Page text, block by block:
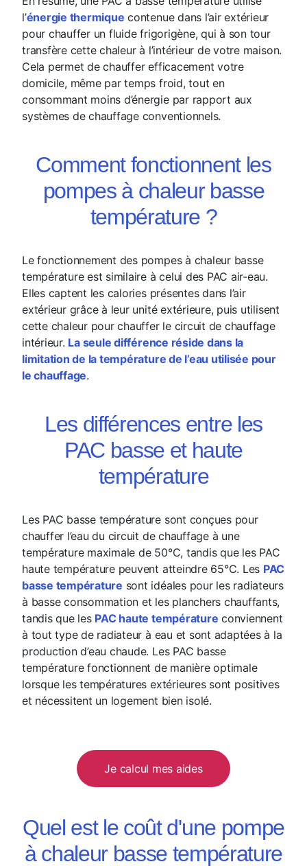
l’énergie thermique contenue dans l’air extérieur
pour chauffer un fluide frigorigène, qui à son tour
transfère cette chaleur à l’intérieur de votre maison.
Cela permet de chauffer efficacement votre
domicile, même par temps froid, tout en
consommant moins d’énergie par rapport aux
systèmes de chauffage conventionnels.
Comment fonctionnent les
pompes à chaleur basse
température ?
Le fonctionnement des pompes à chaleur basse
température est similaire à celui des PAC air-eau.
Elles captent les calories présentes dans l’air
extérieur grâce à leur unité extérieure, puis utilisent
cette chaleur pour chauffer le circuit de chauffage
intérieur. La seule différence réside dans la
limitation de la température de l’eau utilisée pour
le chauffage.
Les différences entre les
PAC basse et haute
température
Les PAC basse température sont conçues pour
chauffer l’eau du circuit de chauffage à une
température maximale de 50°C, tandis que les PAC
haute température peuvent atteindre 65°C. Les PAC
basse température sont idéales pour les radiateurs
à basse consommation et les planchers chauffants,
tandis que les PAC haute température conviennent
à tout type de radiateur à eau et sont adaptées à la
production d’eau chaude. Les PAC basse
température fonctionnent de manière optimale
lorsque les températures extérieures sont positives
et nécessitent un logement bien isolé.
Je calcul mes aides
Quel est le coût d'une pompe
à chaleur basse température